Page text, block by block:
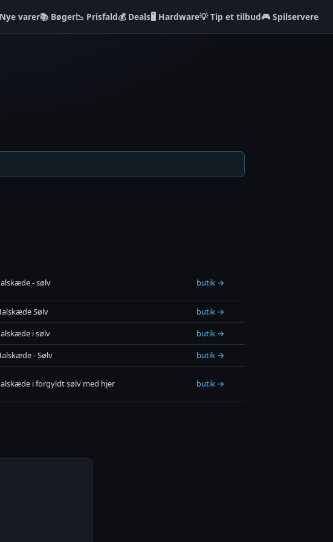
Nye varer📚 Bøger📉 Prisfald💰 Deals🖥️ Hardware💡 Tip et tilbud🎮 Spilservere
- sølv butik →
Sølv
butik →
i sølv
butik →
- Sølv butik →
i forgyldt sølv med hjer butik →